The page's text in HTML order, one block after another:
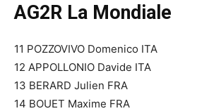
AG2R La Mondiale
11 POZZOVIVO Domenico ITA
12 APPOLLONIO Davide ITA
13 BERARD Julien FRA
14 BOUET Maxime FRA